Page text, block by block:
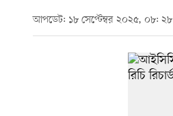
আপডেট: ১৮ সেপ্টেম্বর ২০২৫, ০৮: ২৮